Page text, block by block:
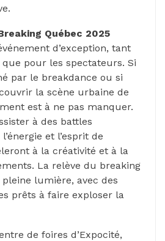
Québec 2025
d’exception, tant
pour les spectateurs. Si
par le breakdance ou si
la scène urbaine de
est à ne pas manquer.
à des battles
et l’esprit de
à la créativité et à la
La relève du breaking
lumière, avec des
prêts à faire exploser la
de foires d’Expocité,